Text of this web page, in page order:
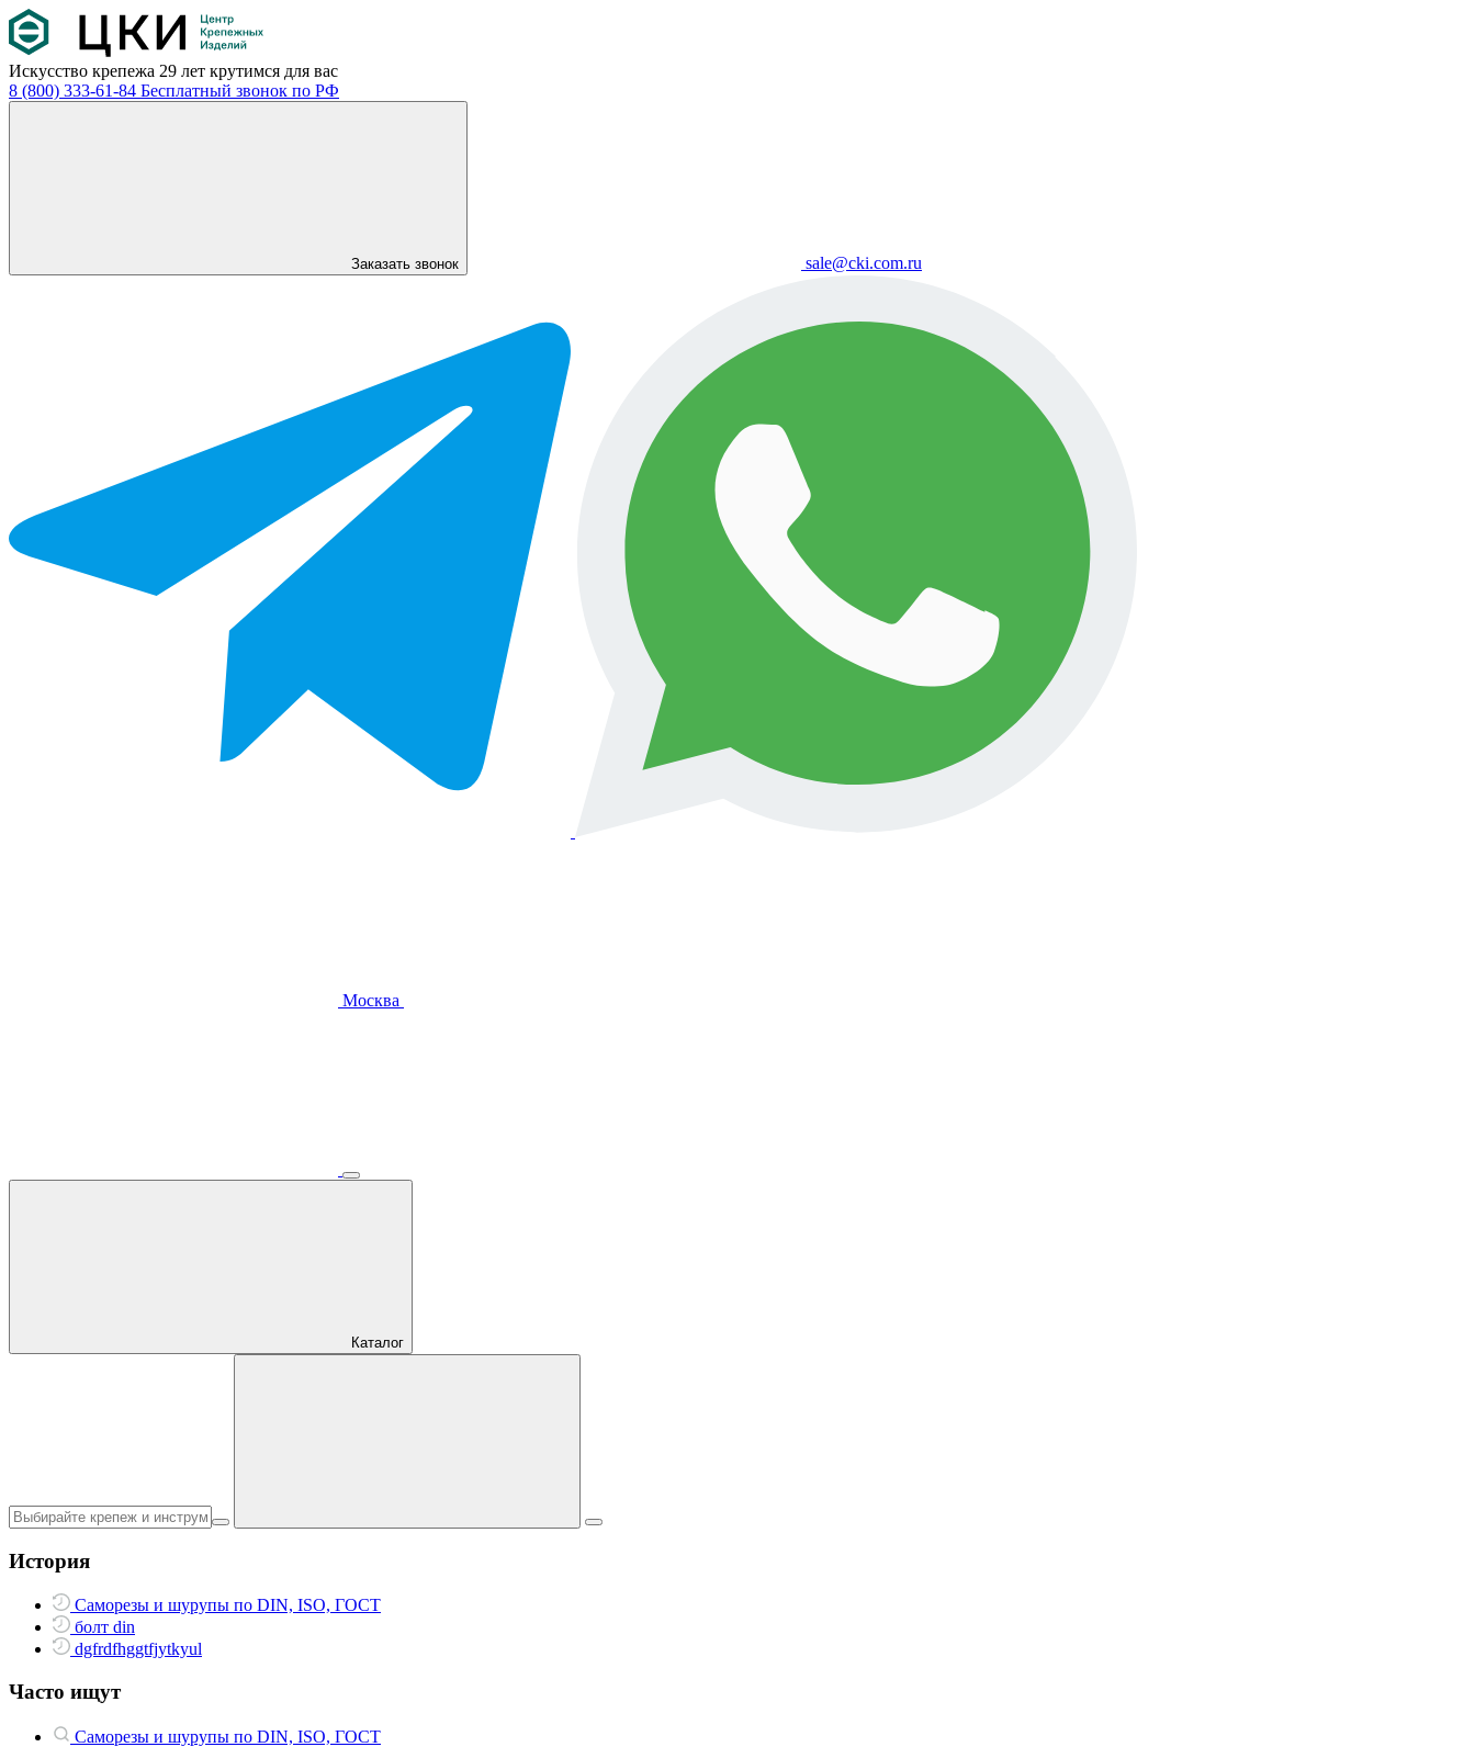
Искусство крепежа 29 лет крутимся для вас
8 (800) 333-61-84 Бесплатный звонок по РФ
Заказать звонок sale@cki.com.ru
Москва
Каталог
История
Саморезы и шурупы по DIN, ISO, ГОСТ
болт din
dgfrdfhggtfjytkyul
Часто ищут
Саморезы и шурупы по DIN, ISO, ГОСТ